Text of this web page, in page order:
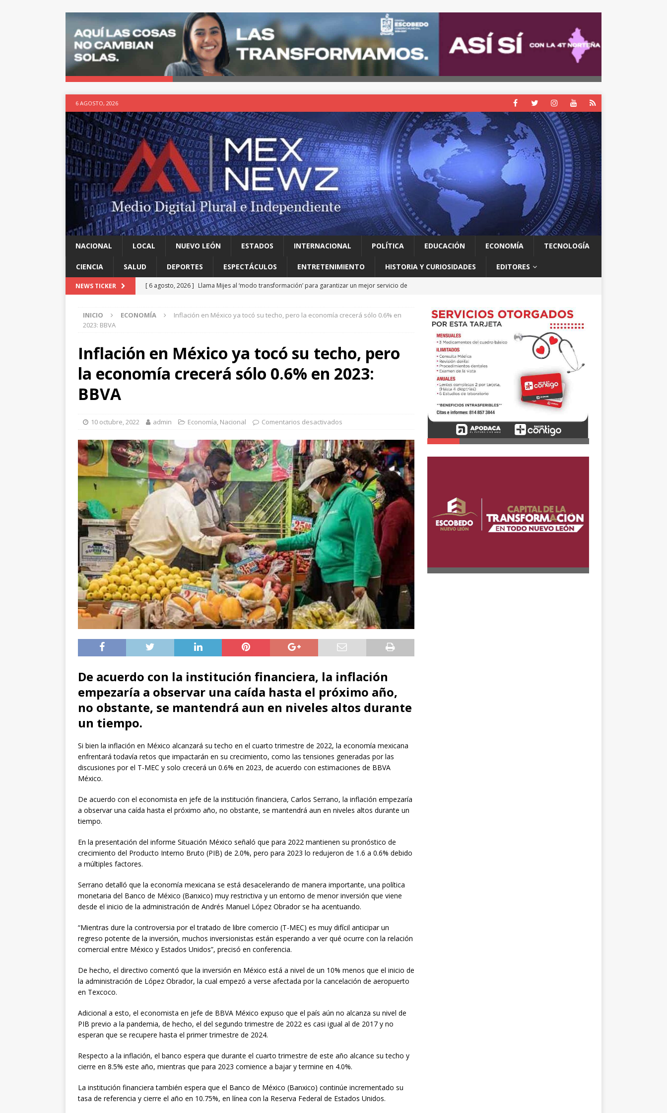
6 AGOSTO, 2026
NACIONAL LOCAL NUEVO LEÓN ESTADOS INTERNACIONAL POLÍTICA EDUCACIÓN ECONOMÍA TECNOLOGÍA
CIENCIA SALUD DEPORTES ESPECTÁCULOS ENTRETENIMIENTO HISTORIA Y CURIOSIDADES EDITORES
NEWS TICKER [ 6 agosto, 2026 ] Llama Mijes al ‘modo transformación’ para garantizar un mejor servicio de
[ 6 agosto, 2026 ] Ya cantó el gallo
HISTORIA Y CURIOSIDADES
energía limpia en Tamaulipas
ESTADOS
[ 6 agosto, 2026 ] A Estado no le importan las personas vulnerables: Waldo
LOCAL
INICIO ECONOMÍA
Inflación en México ya tocó su techo, pero la economía crecerá sólo 0.6% en
2023: BBVA
Inflación en México ya tocó su techo, pero
la economía crecerá sólo 0.6% en 2023:
BBVA
10 octubre, 2022 admin Economía, Nacional Comentarios desactivados
De acuerdo con la institución financiera, la inflación
empezaría a observar una caída hasta el próximo año,
no obstante, se mantendrá aun en niveles altos durante
un tiempo.
Si bien la inflación en México alcanzará su techo en el cuarto trimestre de 2022, la economía mexicana
enfrentará todavía retos que impactarán en su crecimiento, como las tensiones generadas por las
discusiones por el T-MEC y solo crecerá un 0.6% en 2023, de acuerdo con estimaciones de BBVA
México.
De acuerdo con el economista en jefe de la institución financiera, Carlos Serrano, la inflación empezaría
a observar una caída hasta el próximo año, no obstante, se mantendrá aun en niveles altos durante un
tiempo.
En la presentación del informe Situación México señaló que para 2022 mantienen su pronóstico de
crecimiento del Producto Interno Bruto (PIB) de 2.0%, pero para 2023 lo redujeron de 1.6 a 0.6% debido
a múltiples factores.
Serrano detalló que la economía mexicana se está desacelerando de manera importante, una política
monetaria del Banco de México (Banxico) muy restrictiva y un entorno de menor inversión que viene
desde el inicio de la administración de Andrés Manuel López Obrador se ha acentuando.
“Mientras dure la controversia por el tratado de libre comercio (T-MEC) es muy difícil anticipar un
regreso potente de la inversión, muchos inversionistas están esperando a ver qué ocurre con la relación
comercial entre México y Estados Unidos”, precisó en conferencia.
De hecho, el directivo comentó que la inversión en México está a nivel de un 10% menos que el inicio de
la administración de López Obrador, la cual empezó a verse afectada por la cancelación de aeropuerto
en Texcoco.
Adicional a esto, el economista en jefe de BBVA México expuso que el país aún no alcanza su nivel de
PIB previo a la pandemia, de hecho, el del segundo trimestre de 2022 es casi igual al de 2017 y no
esperan que se recupere hasta el primer trimestre de 2024.
Respecto a la inflación, el banco espera que durante el cuarto trimestre de este año alcance su techo y
cierre en 8.5% este año, mientras que para 2023 comience a bajar y termine en 4.0%.
La institución financiera también espera que el Banco de México (Banxico) continúe incrementado su
tasa de referencia y cierre el año en 10.75%, en línea con la Reserva Federal de Estados Unidos.